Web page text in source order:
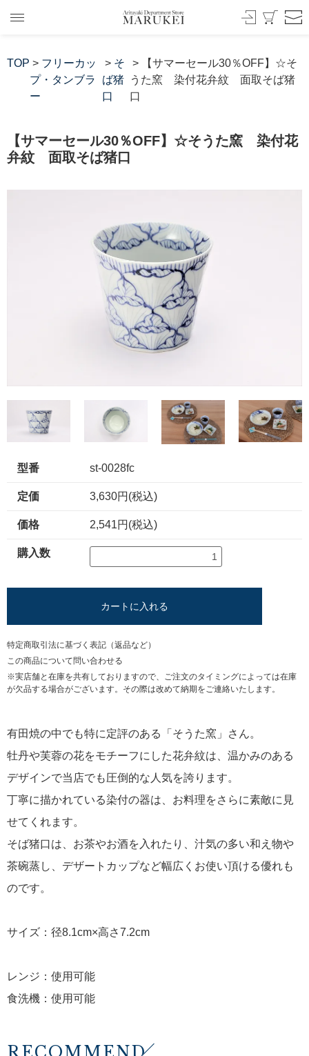
TOP > フリーカッ
プ・タンブラ
ー
> そ
ば猪
口
> 【サマーセール30％OFF】☆そ
うた窯 染付花弁紋 面取そば猪
口
【サマーセール30％OFF】☆そうた窯 染付花
弁紋 面取そば猪口
型番 st-0028fc
定価 3,630円(税込)
価格 2,541円(税込)
購入数
カートに入れる
特定商取引法に基づく表記（返品など）
この商品について問い合わせる
※実店舗と在庫を共有しておりますので、ご注文のタイミングによっては在庫
が欠品する場合がございます。その際は改めて納期をご連絡いたします。
有田焼の中でも特に定評のある「そうた窯」さん。
牡丹や芙蓉の花をモチーフにした花弁紋は、温かみのある
デザインで当店でも圧倒的な人気を誇ります。
丁寧に描かれている染付の器は、お料理をさらに素敵に見
せてくれます。
そば猪口は、お茶やお酒を入れたり、汁気の多い和え物や
茶碗蒸し、デザートカップなど幅広くお使い頂ける優れも
のです。
サイズ：径8.1cm×高さ7.2cm
レンジ：使用可能
食洗機：使用可能